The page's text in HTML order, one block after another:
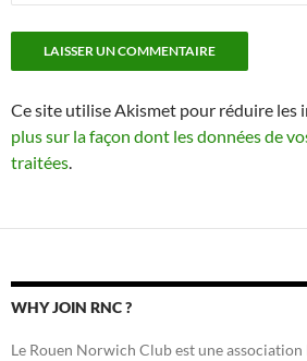
Ce site utilise Akismet pour réduire les
plus sur la façon dont les données de
traitées
WHY JOIN RNC ?
Le Rouen Norwich Club est une